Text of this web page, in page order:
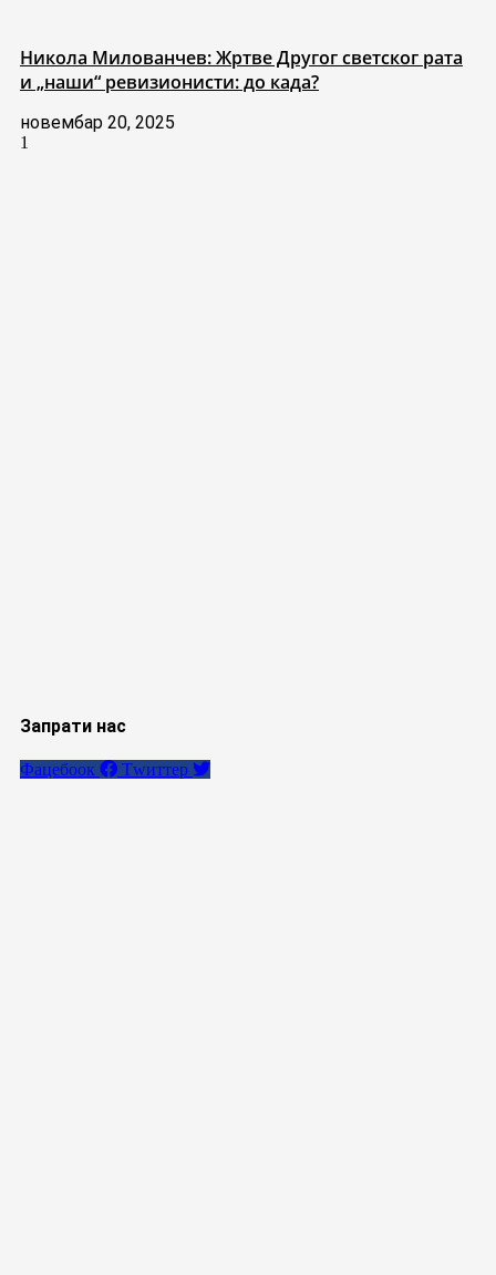
Никола Милованчев: Жртве Другог светског рата
и „наши“ ревизионисти: до када?
новембар 20, 2025
Запрати нас
Фацебоок Тwиттер